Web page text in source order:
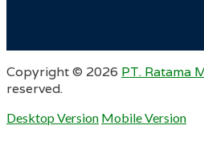
Copyright © 2026 PT. Ratama
reserved.
Desktop Version Mobile Version